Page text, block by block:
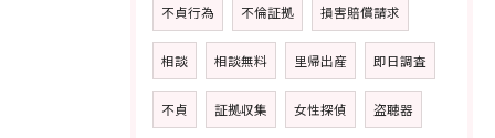
不貞行為 不倫証拠 損害賠償請求
相談 相談無料 里帰出産 即日調査
不貞 証拠収集 女性探偵 盗聴器